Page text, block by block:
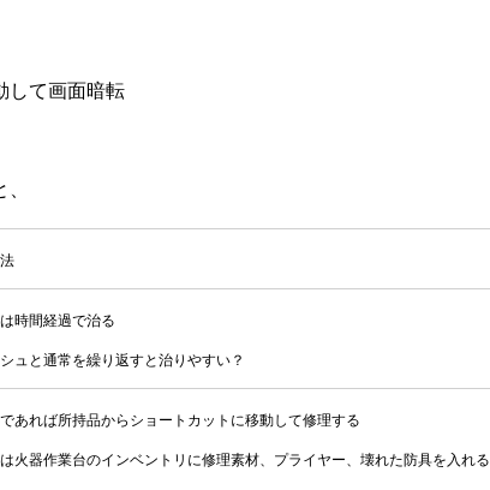
して画面暗転
時間経過で治る
ュと通常を繰り返すと治りやすい？
あれば所持品からショートカットに移動して修理する
火器作業台のインベントリに修理素材、プライヤー、壊れた防具を入れる